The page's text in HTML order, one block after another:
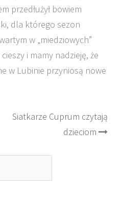
przedłużył bowiem
dla którego sezon
w „miedziowych”
i mamy nadzieję, że
w Lubinie przyniosą nowe
Siatkarze Cuprum czytają
dzieciom